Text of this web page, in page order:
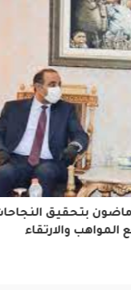
النجاحات
والارتقاء